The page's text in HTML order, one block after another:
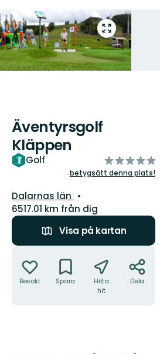
Gå
till
helskärmsläge
Äventyrsgolf
Kläppen
Golf
av
5
betygsätt denna plats!
Län:
Dalarnas län
6517.01 km från dig
Visa på kartan
Besökt Spara
Hitta
hit
Dela